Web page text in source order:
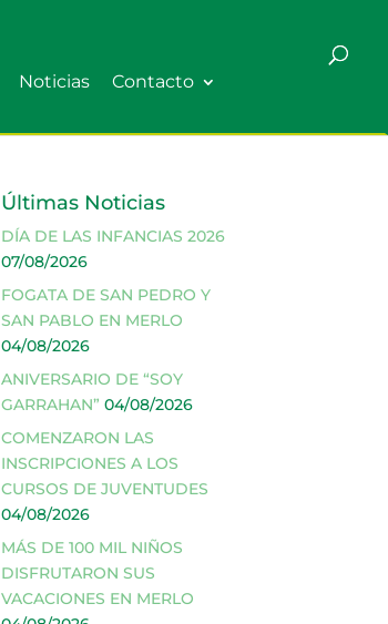
Noticias Contacto
Últimas Noticias
DÍA DE LAS INFANCIAS 2026
07/08/2026
FOGATA DE SAN PEDRO Y
SAN PABLO EN MERLO
04/08/2026
ANIVERSARIO DE “SOY
GARRAHAN” 04/08/2026
COMENZARON LAS
INSCRIPCIONES A LOS
CURSOS DE JUVENTUDES
04/08/2026
MÁS DE 100 MIL NIÑOS
DISFRUTARON SUS
VACACIONES EN MERLO